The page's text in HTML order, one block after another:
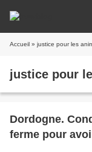
Accueil » justice pour les
justice pour
Dordogne.
ferme pour